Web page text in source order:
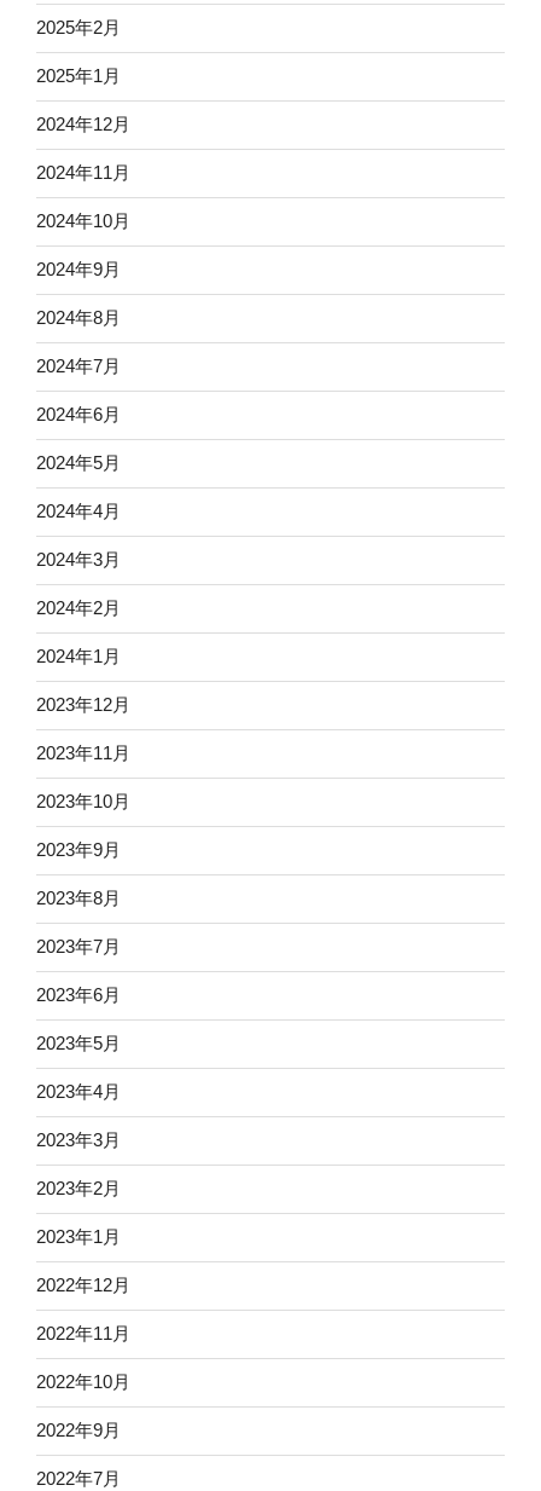
2025年2月
2025年1月
2024年12月
2024年11月
2024年10月
2024年9月
2024年8月
2024年7月
2024年6月
2024年5月
2024年4月
2024年3月
2024年2月
2024年1月
2023年12月
2023年11月
2023年10月
2023年9月
2023年8月
2023年7月
2023年6月
2023年5月
2023年4月
2023年3月
2023年2月
2023年1月
2022年12月
2022年11月
2022年10月
2022年9月
2022年7月